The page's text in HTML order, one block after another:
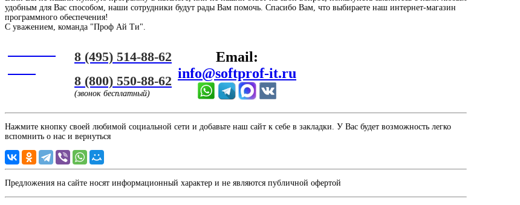
удобным для Вас способом, наши сотрудники будут рады Вам помочь. Спасибо Вам, что выбираете наш интернет-магазин
программного обеспечения!
С уважением, команда "Проф Ай Ти".
8 (495) 514-88-62
8 (800) 550-88-62
(звонок бесплатный)
Email:
info@softprof-it.ru
Нажмите кнопку своей любимой социальной сети и добавьте наш сайт к себе в закладки. У Вас будет возможность легко
вспомнить о нас и вернуться
Предложения на сайте носят информационный характер и не являются публичной офертой